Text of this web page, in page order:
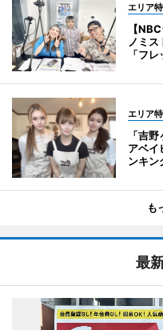
エリア
【
ノミ
「フレ
エリア
「吉
アベイ
ンキン
も
最